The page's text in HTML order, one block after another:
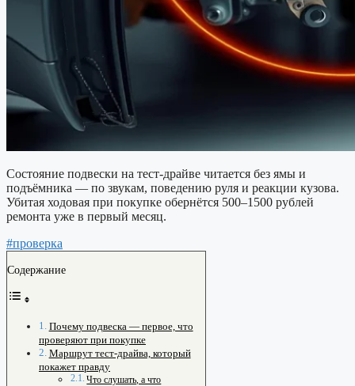
Состояние подвески на тест-драйве читается без ямы и
подъёмника — по звукам, поведению руля и реакции кузова.
Убитая ходовая при покупке обернётся 500–1500 рублей
ремонта уже в первый месяц.
#проверка
Содержание
Почему подвеска — первое, что
проверяют при покупке
Маршрут тест-драйва, который
покажет правду
Что слушать, а что